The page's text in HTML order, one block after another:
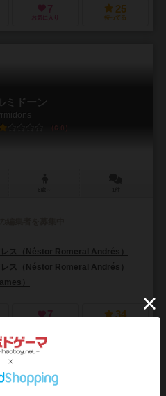
7
お気に入り
25
持ってる
ミドーン
6.0
ス（Néstor Romeral Andrés）
ス（Néstor Romeral Andrés）
）
7 34